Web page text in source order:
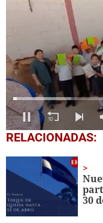
0
seconds
minute,
seconds
RELACIONADAS:
30